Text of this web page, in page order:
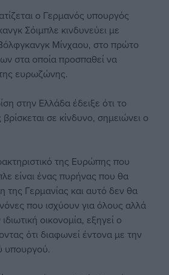
ο Γερμανός υπουργός
Σόιμπλε κινδυνεύει με
Μίνχαου, στο πρώτο
στα οποία προσπαθεί να
ευρωζώνης.
στην Ελλάδα έδειξε ότι το
σε κίνδυνο, σημειώνει ο
της Ευρώπης που
είναι ένας πυρήνας που θα
της Γερμανίας και αυτό δεν θα
που ισχύουν για όλους αλλά
οικονομία, εξηγεί ο
ότι διαφωνεί έντονα με την
υπουργού.